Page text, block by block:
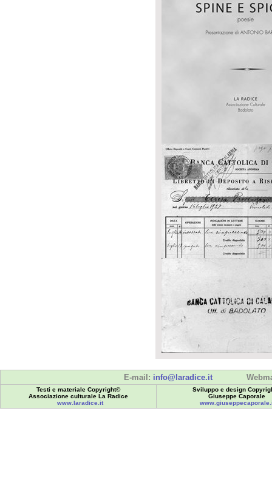
E-mail: info@laradice.it
Testi e materiale Copyright©
Associazione culturale La Radice
www.laradice.it
Sviluppo e design
Giuseppe Caporale